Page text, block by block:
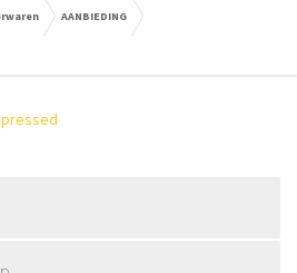
AANBIEDING